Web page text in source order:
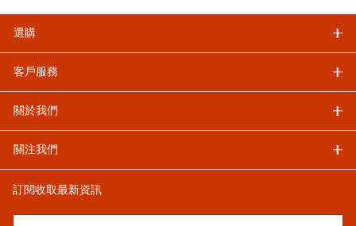
選購
客戶服務
關於我們
關注我們
訂閱收取最新資訊